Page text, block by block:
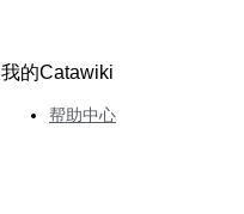
我的Catawiki
帮助中心